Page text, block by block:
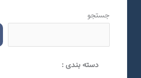
جستجو
دسته بندی :